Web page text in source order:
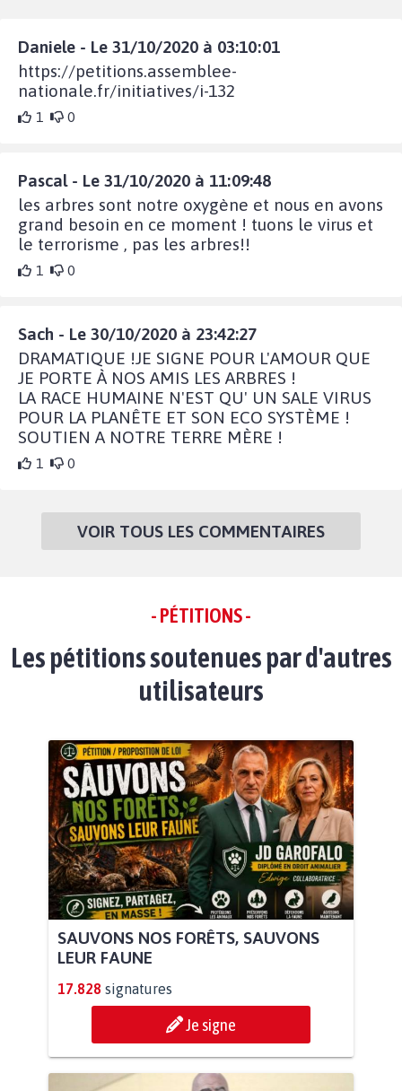
Daniele - Le 31/10/2020 à 03:10:01
https://petitions.assemblee-
nationale.fr/initiatives/i-132
1 0
Pascal - Le 31/10/2020 à 11:09:48
les arbres sont notre oxygène et nous en avons
grand besoin en ce moment ! tuons le virus et
le terrorisme , pas les arbres!!
1 0
Sach - Le 30/10/2020 à 23:42:27
DRAMATIQUE !JE SIGNE POUR L'AMOUR QUE
JE PORTE À NOS AMIS LES ARBRES !
LA RACE HUMAINE N'EST QU' UN SALE VIRUS
POUR LA PLANÊTE ET SON ECO SYSTÈME !
SOUTIEN A NOTRE TERRE MÈRE !
1 0
VOIR TOUS LES COMMENTAIRES
- PÉTITIONS -
Les pétitions soutenues par d'autres
utilisateurs
SAUVONS NOS FORÊTS, SAUVONS
LEUR FAUNE
17.828 signatures
Je signe